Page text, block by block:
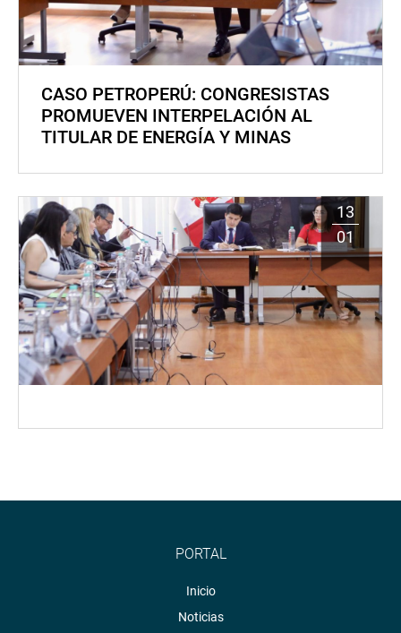
CASO PETROPERÚ: CONGRESISTAS
PROMUEVEN INTERPELACIÓN AL
TITULAR DE ENERGÍA Y MINAS
13
01
PORTAL
Inicio
Noticias